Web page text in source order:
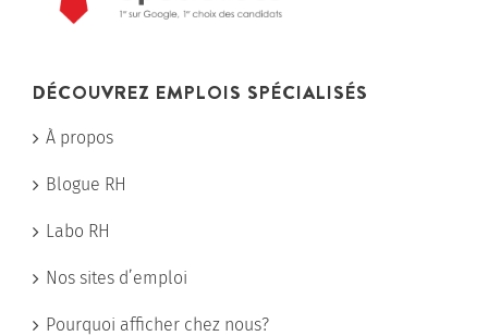
DÉCOUVREZ EMPLOIS SPÉCIALISÉS
À propos
Blogue RH
Labo RH
Nos sites d’emploi
Pourquoi afficher chez nous?